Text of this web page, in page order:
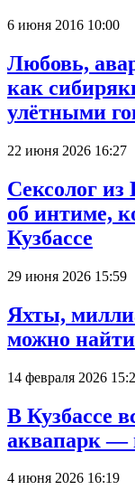
6 июня 2016 10:00
Любовь,
как
улётными
22 июня 2026 16:27
Сексолог из
об интиме,
Кузбассе
29 июня 2026 15:59
Яхты,
можно
14 февраля 2026
В Кузбассе
аквапарк —
4 июня 2026 16:19